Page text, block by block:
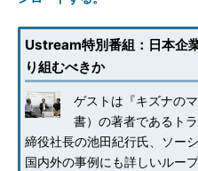
Ustream特別番組：日本企
り組むべきか
ゲストは『キズナの
書）の著者であるト
締役社長の池田紀行氏、ソー
国内外の事例にも詳しいルー